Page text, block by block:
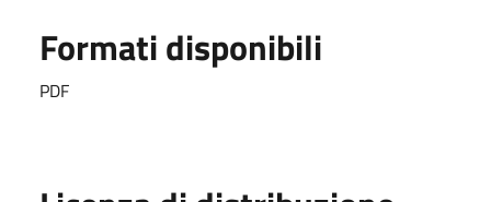
Formati disponibili
PDF